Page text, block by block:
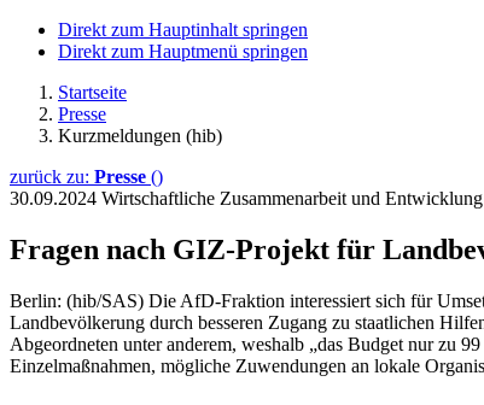
Direkt zum Hauptinhalt springen
Direkt zum Hauptmenü springen
Startseite
Presse
Kurzmeldungen (hib)
zurück zu: Presse ()
30.09.2024 Wirtschaftliche Zusammenarbeit und
Fragen nach GIZ-Projekt für
Berlin: (hib/SAS) Die AfD-Fraktion interessiert sich für
Landbevölkerung durch besseren Zugang zu staatlichen
Abgeordneten unter anderem, weshalb „das Budget nur zu
Einzelmaßnahmen, mögliche Zuwendungen an lokale